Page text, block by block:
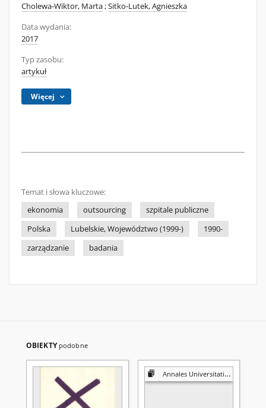
Cholewa-Wiktor, Marta;Sitko-Lutek, Agnieszka
Data wydania:
2017
Typ zasobu:
artykuł
Więcej
Temat i słowa kluczowe:
ekonomia
outsourcing
szpitale publiczne
Polska
Lubelskie, Województwo (1999-)
1990-
zarządzanie
badania
OBIEKTY podobne
Annales Universitatis Mariae Curie-Skłodowska. Sectio K, Politologia